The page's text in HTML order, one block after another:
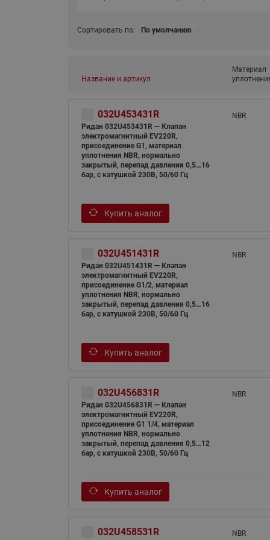
Сортировать по: По умолчанию
Название и артикул
Материал
032U453431R
Ридан 032U453431R — Клапан
электромагнитный EV220R,
присоединение G1, материал
уплотнения NBR, нормально
закрытый, перепад давления 0,5…16
бар, с катушкой 230В, 50/60 Гц
NBR
Купить аналог
032U451431R
Ридан 032U451431R — Клапан
электромагнитный EV220R,
присоединение G1/2, материал
уплотнения NBR, нормально
закрытый, перепад давления 0,5…16
бар, с катушкой 230В, 50/60 Гц
NBR
Купить аналог
032U456831R
Ридан 032U456831R — Клапан
электромагнитный EV220R,
присоединение G1 1/4, материал
уплотнения NBR, нормально
закрытый, перепад давления 0,5…12
бар, с катушкой 230В, 50/60 Гц
NBR
Купить аналог
032U458531R NBR